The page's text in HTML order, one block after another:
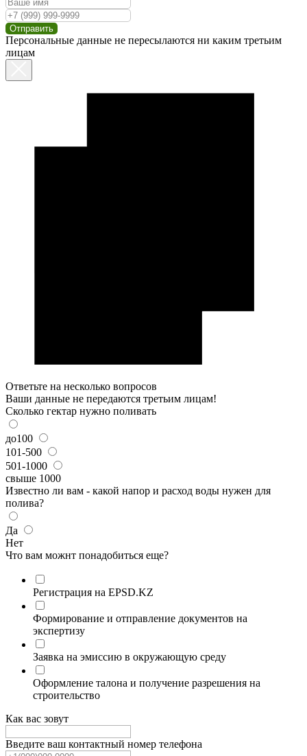
Отправить
Персональные данные не пересылаются ни каким третьим
лицам
Ответьте на несколько вопросов
Ваши данные не передаются третьим лицам!
Сколько гектар нужно поливать
до100
101-500
501-1000
свыше 1000
Известно ли вам - какой напор и расход воды нужен для
полива?
Да
Нет
Что вам можнт понадобиться еще?
Регистрация на EPSD.KZ
Формирование и отправление документов на
экспертизу
Заявка на эмиссию в окружающую среду
Оформление талона и получение разрешения на
строительство
Как вас зовут
Введите ваш контактный номер телефона